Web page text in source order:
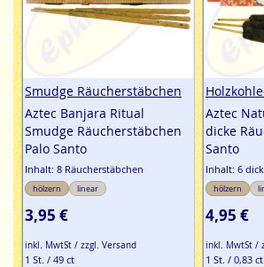
Smudge Räucherstäbchen
Aztec Banjara Ritual
Smudge Räucherstäbchen
Palo Santo
Inhalt: 8 Räucherstäbchen
hölzern linear
3,95 €
inkl. MwtSt / zzgl. Versand
1 St. / 49 ct
Aztec
dicke
Santo
Inhalt: 6
hölzern
4,95 €
inkl. MwtSt /
1 St. / 0,83 ct